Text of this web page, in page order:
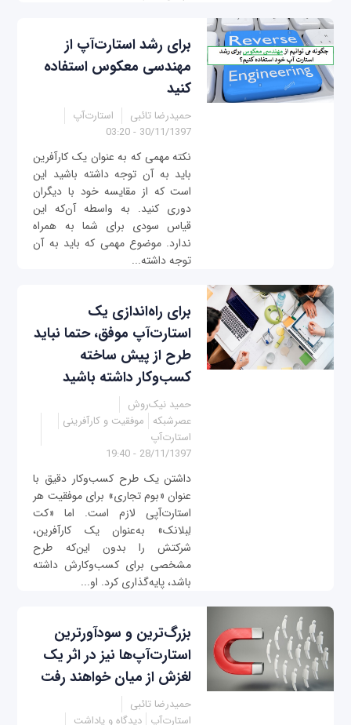
برای رشد استارت‌آپ از
مهندسی معکوس استفاده
کنید
حمیدرضا تائبی
استارت‌آپ
30/11/1397 - 03:20
نکته مهمی که به عنوان یک کارآفرین
باید به آن توجه داشته باشید این
است که از مقایسه خود با دیگران
دوری کنید. به واسطه آن‌که این
قیاس سودی برای شما به همراه
ندارد. موضوع مهمی که باید به آن
توجه داشته...
برای راه‌اندازی یک
استارت‌آپ موفق، حتما نباید
طرح از پیش ساخته
کسب‌وکار داشته باشید
حمید نیک‌روش
عصرشبکه
موفقیت و کارآفرینی
استارت‌آپ
28/11/1397 - 19:40
داشتن یک طرح کسب‌وکار دقیق با
عنوان «بوم تجاری» برای موفقیت هر
استارت‌آپی لازم است. اما «کت
لِبلانک» به‌عنوان یک کارآفرین،
شرکتش را بدون این‌که طرح
مشخصی برای کسب‌وکارش داشته
باشد، پایه‌گذاری کرد. او...
بزرگ‌ترین و سودآورترین
استارت‌آپ‌ها نیز در اثر یک
لغزش از میان خواهند رفت
حمیدرضا تائبی
استارت‌آپ دیدگاه و یاداشت